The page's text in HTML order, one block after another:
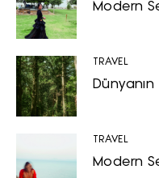
Modern
TRAVEL
Dünyanın
TRAVEL
Modern